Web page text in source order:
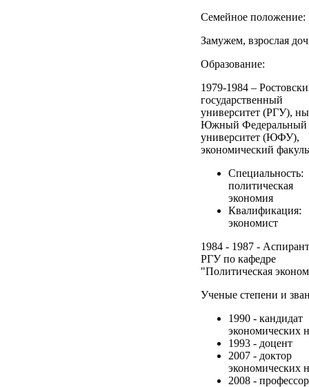
Семейное положение:
Замужем, взрослая
Образование:
1979-1984 –
государственный
университет (РГУ),
Южный Федеральный
университет (ЮФУ),
экономический
Специальность:
политическая
экономия
Квалификация:
экономист
1984 - 1987 -
РГУ по кафедре
"Политическая
Ученые степени и
1990 - кандидат
экономических
1993 - доцент
2007 - доктор
экономических
2008 - профессор